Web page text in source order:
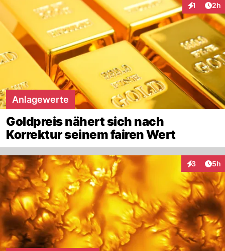
1 2h
Anlagewerte
Goldpreis nähert sich nach
Korrektur seinem fairen Wert
3 5h